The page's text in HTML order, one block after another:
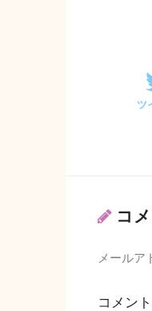
ツ
コ
メールア
コメント